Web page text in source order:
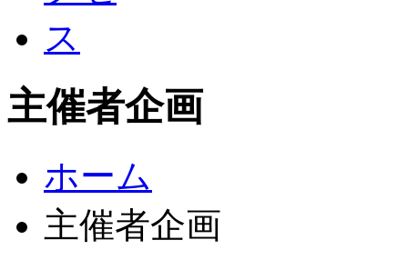
主催者企画
ホーム
主催者企画